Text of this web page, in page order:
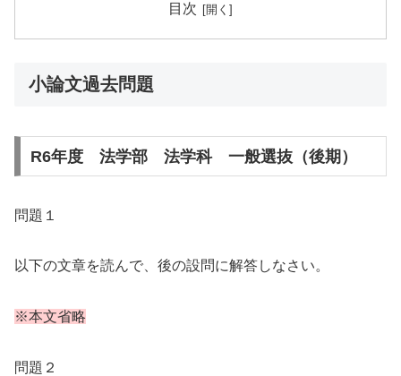
目次
小論文過去問題
R6年度 法学部 法学科 一般選抜（後期）
問題１
以下の文章を読んで、後の設問に解答しなさい。
※本文省略
問題２